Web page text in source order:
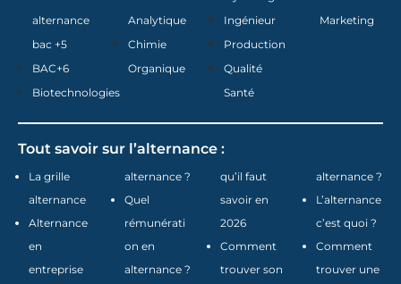
alternance
bac +5
BAC+6
Biotechnologies
Analytique
Chimie
Organique
Ingénieur
Production
Qualité
Santé
Marketing
Tout savoir sur l’alternance :
La grille
alternance
Alternance
en
entreprise
alternance ?
Quel
rémunérati
on en
alternance ?
qu’il faut
savoir en
2026
Comment
trouver son
alternance ?
L’alternance
c’est quoi ?
Comment
trouver une